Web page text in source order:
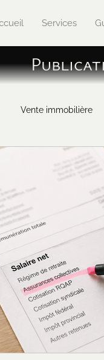
Services
Vente immobilière